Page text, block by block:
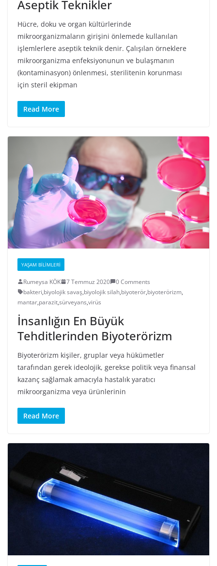
Aseptik Teknikler
Hücre, doku ve organ kültürlerinde
mikroorganizmaların girişini önlemede kullanılan
işlemlerlere aseptik teknik denir. Çalışılan örneklere
mikroorganizma enfeksiyonunun ve bulaşmanın
(kontaminasyon) önlenmesi, sterilitenin korunması
için steril ekipman
Read More
YAŞAM BILIMLERI
Rumeysa KÖK 7 Temmuz 2020
0 Comments
bakteri,biyolojik savaş,biyolojik silah,biyoterör,biyoterörizm,
mantar,parazit,sürveyans,virüs
İnsanlığın En Büyük
Tehditlerinden Biyoterörizm
Biyoterörizm kişiler, gruplar veya hükümetler
tarafından gerek ideolojik, gerekse politik veya finansal
kazanç sağlamak amacıyla hastalık yaratıcı
mikroorganizma veya ürünlerinin
Read More